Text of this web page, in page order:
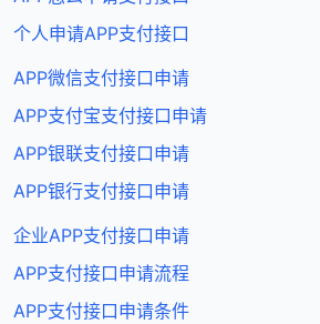
个人申请APP支付接口
APP微信支付接口申请
APP支付宝支付接口申请
APP银联支付接口申请
APP银行支付接口申请
企业APP支付接口申请
APP支付接口申请流程
APP支付接口申请条件